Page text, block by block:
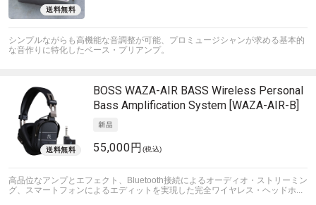
シンプルながらも高機能な音調整が可能、プロミュージシャンが求める基本的
な音作りに特化したベース・プリアンプ。
BOSS WAZA-AIR BASS Wireless Personal
Bass Amplification System [WAZA-AIR-B]
55,000円 (税込)
高品位なアンプとエフェクト、Bluetooth接続によるオーディオ・ストリーミン
グ、スマートフォンによるエディットを実現した完全ワイヤレス・ヘッドホ...